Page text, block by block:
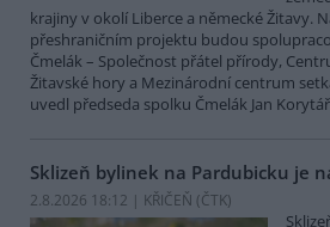
krajiny v okolí Liberce a německé Žitavy.
přeshraničním projektu budou
Čmelák – Společnost přátel přírody,
Žitavské hory a Mezinárodní centrum
uvedl předseda spolku Čmelák Jan
Sklizeň bylinek na Pardubicku je
2.8.2026 18:12 | KŘIČEŇ (ČTK)